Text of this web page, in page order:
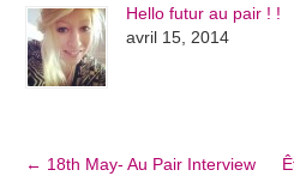
Hello futur au pair ! !
avril 15, 2014
← 18th May- Au Pair Interview